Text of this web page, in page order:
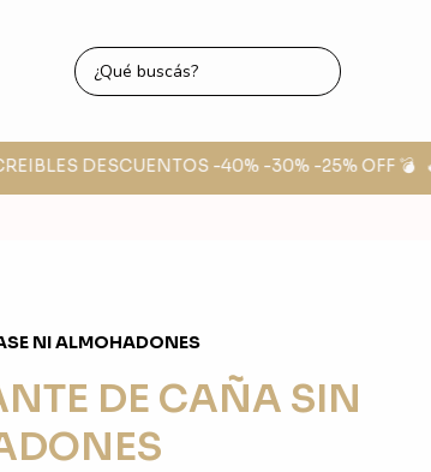
DESCUENTOS -40% -30% -25% OFF 💣 🔥
NI ALMOHADONES
DE CAÑA SIN